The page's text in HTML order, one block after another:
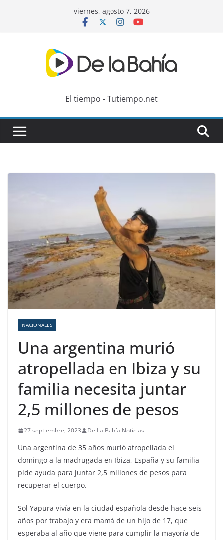
viernes, agosto 7, 2026
El tiempo - Tutiempo.net
NACIONALES
Una argentina murió
atropellada en Ibiza y su
familia necesita juntar
2,5 millones de pesos
27 septiembre, 2023 De La Bahía Noticias
Una argentina de 35 años murió atropellada el
domingo a la madrugada en Ibiza, España y su familia
pide ayuda para juntar 2,5 millones de pesos para
recuperar el cuerpo.
Sol Yapura vivía en la ciudad española desde hace seis
años por trabajo y era mamá de un hijo de 17, que
esperaba al año que viene para cumplir la mayoría de